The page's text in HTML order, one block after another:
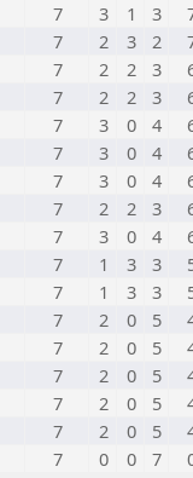
7 3 1 3
7 2 3 2
7 2 2 3
7 2 2 3
7 3 0 4
7 3 0 4
7 3 0 4
7 2 2 3
7 3 0 4
7 1 3 3
7 1 3 3
7 2 0 5
7 2 0 5
7 2 0 5
7 2 0 5
7 2 0 5
7 0 0 7